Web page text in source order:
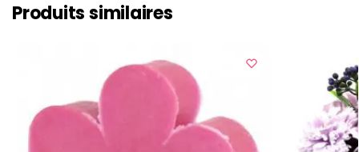
Produits similaires